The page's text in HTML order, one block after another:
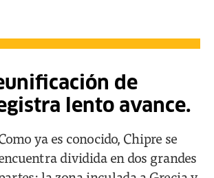
de
lento avance.
ya es conocido, Chipre se
dividida en dos grandes